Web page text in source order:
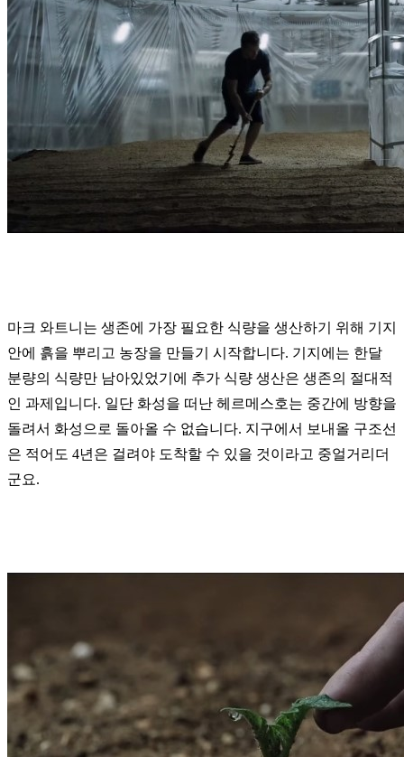
마크 와트니는 생존에 가장 필요한 식량을 생산하기 위해 기지
안에 흙을 뿌리고 농장을 만들기 시작합니다. 기지에는 한달
분량의 식량만 남아있었기에 추가 식량 생산은 생존의 절대적
인 과제입니다. 일단 화성을 떠난 헤르메스호는 중간에 방향을
돌려서 화성으로 돌아올 수 없습니다. 지구에서 보내올 구조선
은 적어도 4년은 걸려야 도착할 수 있을 것이라고 중얼거리더
군요.